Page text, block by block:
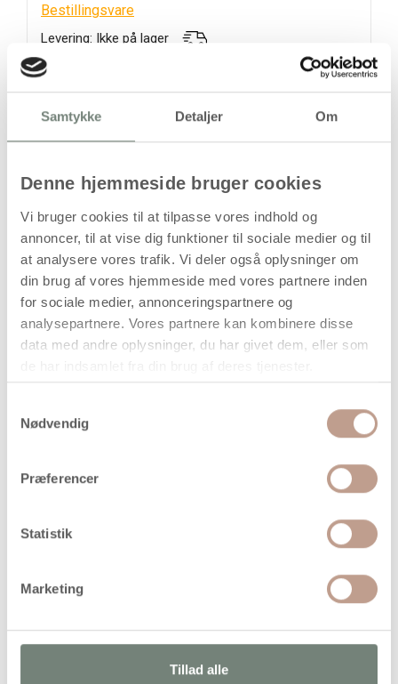
Samtykke Detaljer Om
Denne hjemmeside bruger cookies
Vi bruger cookies til at tilpasse vores indhold og
annoncer, til at vise dig funktioner til sociale medier og til
at analysere vores trafik. Vi deler også oplysninger om
din brug af vores hjemmeside med vores partnere inden
for sociale medier, annonceringspartnere og
analysepartnere. Vores partnere kan kombinere disse
data med andre oplysninger, du har givet dem, eller som
Nødvendig
Præferencer
Statistik
Marketing
Tillad alle
Bestillingsvare
Levering: Ikke på lager
Handelsbetingelser
15 cm, str. 15 × 15 cm, 12 stk./1 pk.
fremstillet i lyst og ubehandlet træ. Bordskånerne har en
solid tykkelse på 1,5 cm og plane overflader, hvilket gør
dem egnede til brug på bordet til beskyttelse mod varme
genstande.
Træoverfladen er let at arbejde med og kan dekoreres med
forskellige teknikker såsom hobbymaling, stempler,
effektliner, elbrænder eller decoupage. Det gør dem
Anvendelse
Hobby- og DIY-projekter
Undervisning og kreative workshops
Materiale: Lyst træ